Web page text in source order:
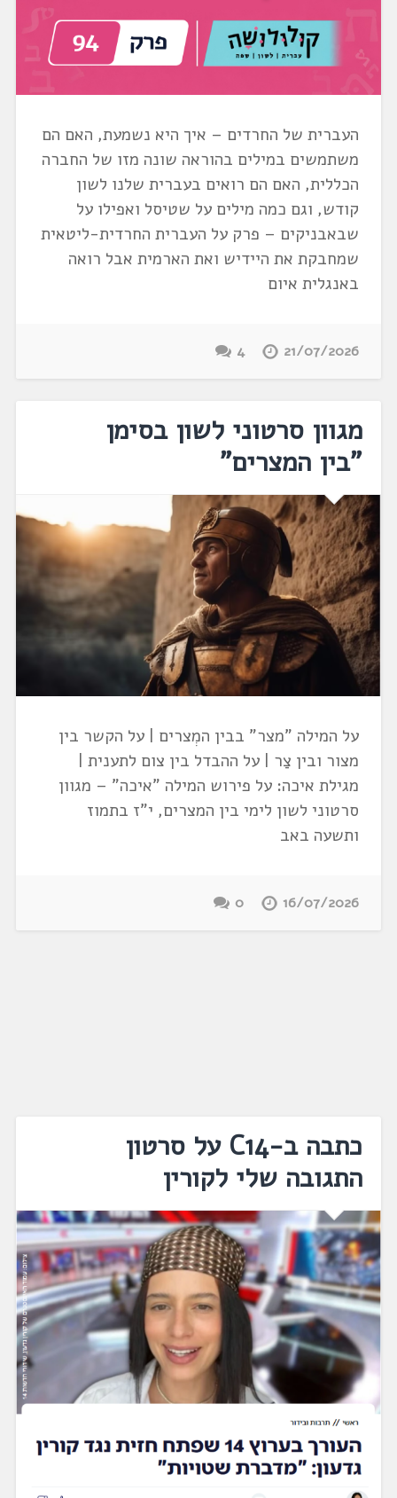
העברית של החרדים – איך היא נשמעת, האם הם
משתמשים במילים בהוראה שונה מזו של החברה
הכללית, האם הם רואים בעברית שלנו לשון
קודש, וגם כמה מילים על שטיסל ואפילו על
שבאבניקים – פרק על העברית החרדית-ליטאית
שמחבקת את היידיש ואת הארמית אבל רואה
באנגלית איום
21/07/2026
4
מגוון סרטוני לשון בסימן
"בין המצרים"
על המילה "מצר" בבין המְצרים | על הקשר בין
מצור ובין צַר | על ההבדל בין צום לתענית |
מגילת איכה: על פירוש המילה "איכה" – מגוון
סרטוני לשון לימי בין המצרים, י"ז בתמוז
ותשעה באב
16/07/2026
0
כתבה ב-C14 על סרטון
התגובה שלי לקורין